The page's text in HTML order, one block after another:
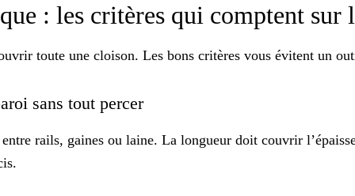
: les critères qui comptent
toute une cloison. Les bons critères vous évitent un
sans tout percer
rails, gaines ou laine. La longueur doit couvrir